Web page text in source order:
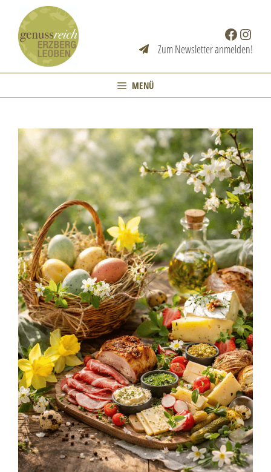
springen
Facebook
Zum Newsletter anmelden!
MENÜ